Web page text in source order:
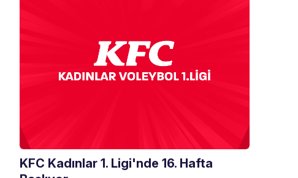
KFC Kadınlar 1. Ligi'nde 16. Hafta